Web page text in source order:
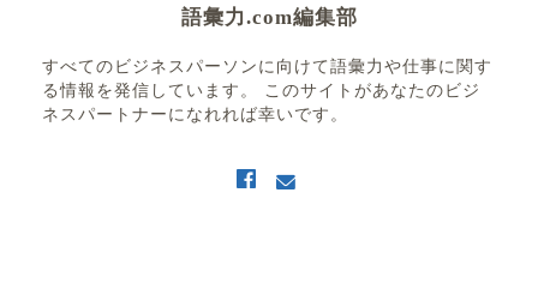
語彙力.com編集部
すべてのビジネスパーソンに向けて語彙力や仕事に関す
る情報を発信しています。 このサイトがあなたのビジ
ネスパートナーになれれば幸いです。